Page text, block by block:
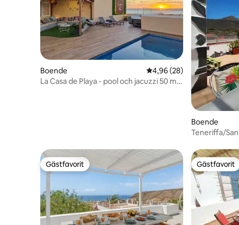
Boende 4,96 av 5 i genomsnittligt
4,96 (28)
La Casa de Playa - pool och jacuzzi 50 m
Boende
Teneriffa/
Gästfavorit
Gästfavorit Gästfavorit
Gästfavorit